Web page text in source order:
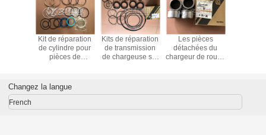
Kit de réparation
de cylindre pour
pièces de
LIUGONG
CLG922D
Kits de réparation
de transmission
de chargeuse sur
Les pièces
détachées du
chargeur de roues
Changez la langue
French